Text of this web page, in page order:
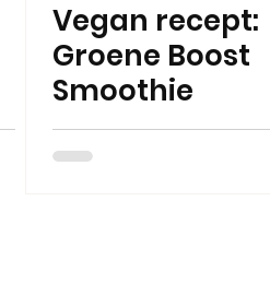
Vegan recept:
Groene Boost
Smoothie